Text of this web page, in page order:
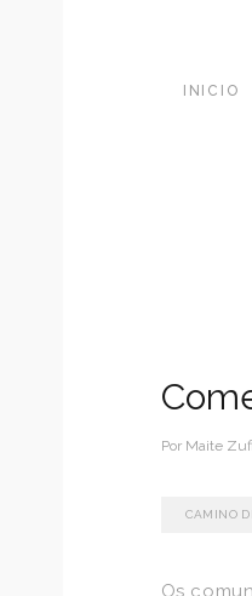
INICIO
Por Maite
CAMINO
Os